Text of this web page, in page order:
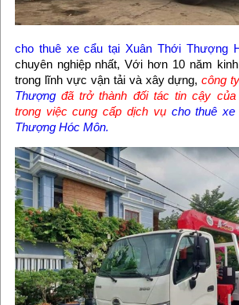
cho thuê xe cẩu tại Xuân Thới Thượng
chuyên nghiệp nhất, Với hơn 10 năm
trong lĩnh vực vận tải và xây dựng,công
Thượngđã trở thành đối tác tin cậy của
trong việc cung cấp dịch vụ cho thuê
Thượng Hóc Môn.